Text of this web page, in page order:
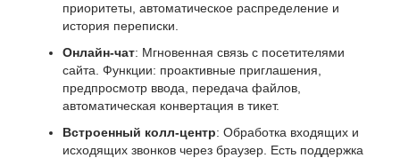
приоритеты, автоматическое распределение и
история переписки.
Онлайн-чат: Мгновенная связь с посетителями
сайта. Функции: проактивные приглашения,
предпросмотр ввода, передача файлов,
автоматическая конвертация в тикет.
Встроенный колл-центр: Обработка входящих и
исходящих звонков через браузер. Есть поддержка